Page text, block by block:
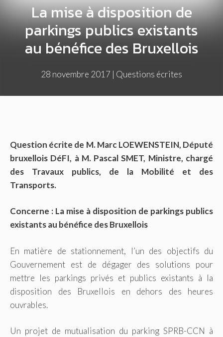
La mise à disposition de
parkings publics existants
au bénéfice des Bruxellois
28 novembre 2017 | Questions écrites
Question écrite de M. Marc LOEWENSTEIN, Député
bruxellois DéFI, à M. Pascal SMET, Ministre, chargé
des Travaux publics, de la Mobilité et des
Transports.
Concerne : La mise à disposition de parkings publics
existants au bénéfice des Bruxellois
En matière de stationnement, l’un des objectifs du
Gouvernement est de dégager des solutions pour
mettre les parkings privés et publics existants à la
disposition des Bruxellois en dehors des heures
ouvrables.
Un projet de mutualisation du parking SPRB-CCN à